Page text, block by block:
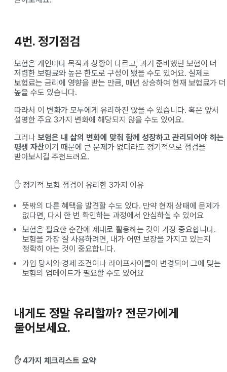
4번. 정기점검
보험은 개인마다 목적과 상황이 다르고, 과거 준비했던 보험이 더
저렴한 보험료와 높은 한도로 구성이 됐을 수도 있어요. 실제로
보험료는 금리에 영향을 받는 만큼, 매년 상승하여 현재 보험료가 더
높을 수도 있습니다.
따라서 이 변화가 모두에게 유리하진 않을 수 있습니다. 혹은 앞서
설명한 주요 3가지 변화에 해당되지 않을 수도 있어요.
그러나 보험은 내 삶의 변화에 맞춰 함께 성장하고 관리되어야 하는
평생 자산이기 때문에 큰 문제가 없더라도 정기적으로 점검을
받아보시길 추천드려요.
✋ 정기적 보험 점검이 유리한 3가지 이유
뜻밖의 다른 혜택을 발견할 수도 있다. 만약 현재 상태에 문제가
없다면, 다시 한 번 확인하는 과정에서 안심하실 수 있어요
보험은 필요한 순간에 제대로 활용하는 것이 가장 중요합니다.
보험을 가장 잘 사용하려면, 내가 어떤 보장을 가지고 있는지
정확히 아는 것이 중요합니다.
가입 당시와 경제 조건이나 라이프사이클이 변경되어 그에 맞는
보험의 업데이트가 필요할 수도 있어요
내게도 정말 유리할까? 전문가에게
물어보세요.
✋4가지 체크리스트 요약